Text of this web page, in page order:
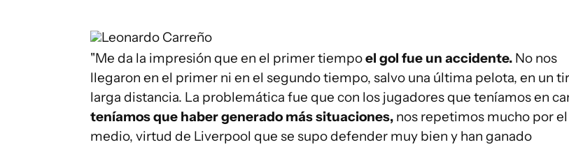
Leonardo Carreño
"Me da la impresión que en el primer tiempoel gol fue un accidente. No nos
llegaron en el primer ni en el segundo tiempo, salvo una última pelota, en un
larga distancia. La problemática fue que con los jugadores que teníamos en
teníamos que haber generado más situaciones, nos repetimos mucho por el
medio, virtud de Liverpool que se supo defender muy bien y han ganado